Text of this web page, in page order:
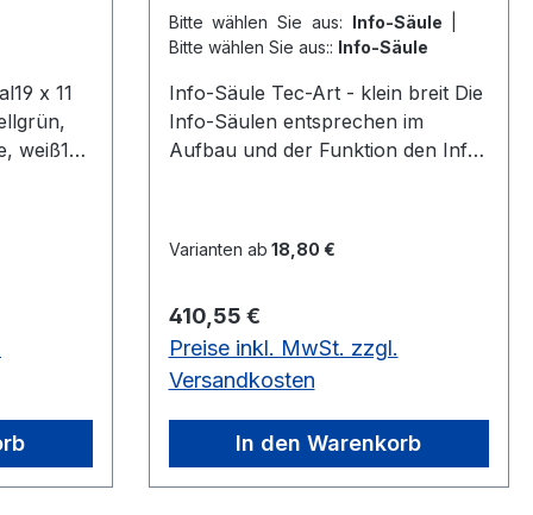
x 11
weiß19
Bitte wählen Sie aus: Info-Säule
Bitte wählen Sie aus:: Info-Säule
Info-Säule Tec-Art - klein breit Die
Info-Säulen entsprechen im
Aufbau und der Funktion den Info-
stehen drei unterschiedliche
zwar für DIN A4 Formate, DIN A5
und DIN-lang (Faltprospekte). Die
Prospektfächer erden in die
fast unsichtbare Löcher gestanzt
sind. Plakattaschen aus Kunststoff
in Kristallglas-Optik haften mittels
Varianten ab 18,80 €
Regulärer Preis:
410,55 €
Preise inkl. MwSt. zzgl.
Versandkosten
In den Warenkorb